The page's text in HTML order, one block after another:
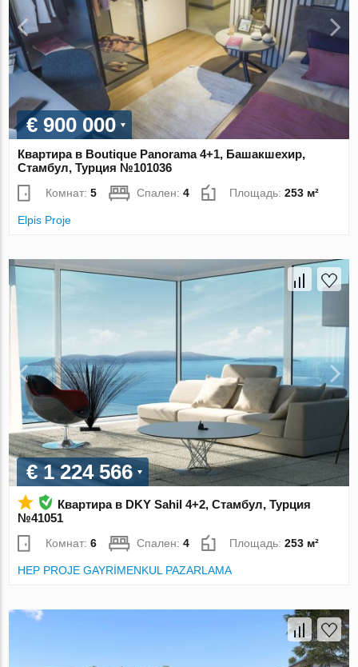
€ 900 000
Квартира в Boutique Panorama 4+1, Башакшехир,
Стамбул, Турция №101036
Комнат:5 Спален:4 Площадь:253 м²
Elpis Proje
€ 1 224 566
Квартира в DKY Sahil 4+2, Стамбул, Турция
№41051
Комнат:6 Спален:4 Площадь:253 м²
HEP PROJE GAYRİMENKUL PAZARLAMA